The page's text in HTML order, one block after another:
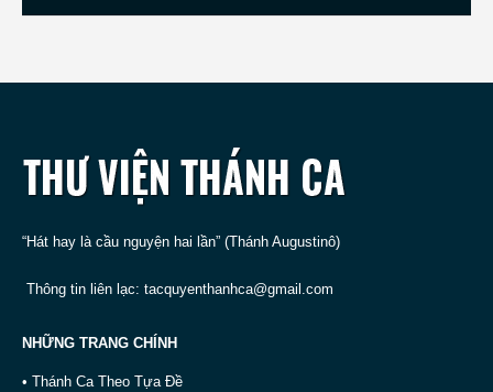
“Hát hay là cầu nguyện hai lần” (Thánh Augustinô)
Thông tin liên lạc: tacquyenthanhca@gmail.com
NHỮNG TRANG CHÍNH
• Thánh Ca Theo Tựa Đề